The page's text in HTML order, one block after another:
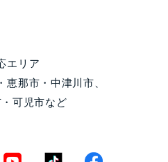
エリア
那市・中津川市、
可児市など